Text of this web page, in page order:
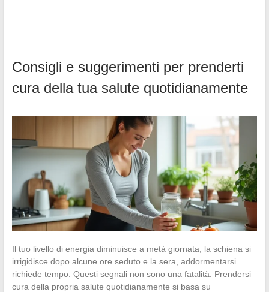
Consigli e suggerimenti per prenderti
cura della tua salute quotidianamente
Il tuo livello di energia diminuisce a metà giornata, la schiena si
irrigidisce dopo alcune ore seduto e la sera, addormentarsi
richiede tempo. Questi segnali non sono una fatalità. Prendersi
cura della propria salute quotidianamente si basa su